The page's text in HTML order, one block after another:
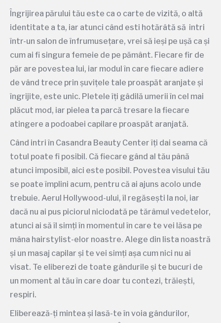
Îngrijirea părului tău este ca o carte de vizită, o altă
identitate a ta, iar atunci când esti hotărâtă să intri
într-un salon de înfrumusețare, vrei să ieși pe ușă ca și
cum ai fi singura femeie de pe pământ. Fiecare fir de
păr are povestea lui, iar modul în care fiecare adiere
de vând trece prin șuvițele tale proaspăt aranjate și
îngrijite, este unic. Pletele îți gâdilă umerii în cel mai
plăcut mod, iar pielea ta parcă tresare la fiecare
atingere a podoabei capilare proaspăt aranjată.
Când intri în Casandra Beauty Center îți dai seama că
totul poate fi posibil. Că fiecare gând al tău până
atunci imposibil, aici este posibil. Povestea visului tău
se poate împlini acum, pentru că ai ajuns acolo unde
trebuie. Aerul Hollywood-ului, îl regăsești la noi, iar
dacă nu ai pus piciorul niciodată pe tărâmul vedetelor,
atunci ai să îl simți în momentul în care te vei lăsa pe
mâna hairstylist-elor noastre. Alege din lista noastră
și un masaj capilar și te vei simți așa cum nici nu ai
visat. Te eliberezi de toate gândurile și te bucuri de
un moment al tău în care doar tu contezi, trăiești,
respiri.
Eliberează-ți mintea și lasă-te în voia gândurilor,